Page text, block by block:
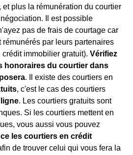
et plus la rémunération du courtier
Il est possible
pas de frais de courtage car
rémunérés par leurs partenaires
immobilier gratuit). Vérifiez
honoraires du courtier dans
. Il existe des courtiers en
, c'est le cas des courtiers
ligne. Les courtiers gratuits sont
Si les courtiers mettent en
vous aussi vous pouvez
les courtiers en crédit
de trouver celui qui vous fera la